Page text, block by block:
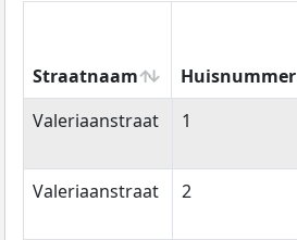
Straatnaam Huisnummer
Straatnaam
Huisnummer
Valeriaanstraat 1
Valeriaanstraat
2